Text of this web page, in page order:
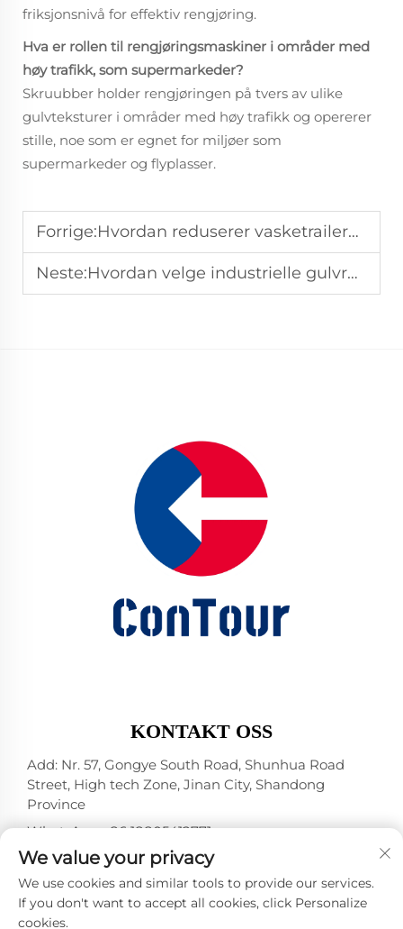
friksjonsnivå for effektiv rengjøring.
Hva er rollen til rengjøringsmaskiner i områder med
høy trafikk, som supermarkeder?
Skruubber holder rengjøringen på tvers av ulike
gulvteksturer i områder med høy trafikk og opererer
stille, noe som er egnet for miljøer som
supermarkeder og flyplasser.
Forrige:Hvordan reduserer vasketrailere sekundærforurensning ved kommunal rengjøring?
Neste:Hvordan velge industrielle gulvrengjøringsmaskiner for oljeforstainede gulv?
KONTAKT OSS
Add: Nr. 57, Gongye South Road, Shunhua Road
Street, High tech Zone, Jinan City, Shandong
Province
WhatsApp:+86 18805412771
+1（314）5989651
E-post:[email protected]
We value your privacy
We use cookies and similar tools to provide our services.
If you don't want to accept all cookies, click Personalize
cookies.